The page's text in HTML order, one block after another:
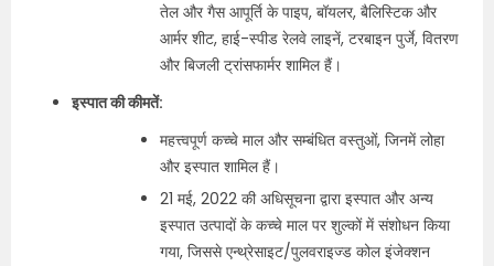
तेल और गैस आपूर्ति के पाइप, बॉयलर, बैलिस्टिक और
आर्मर शीट, हाई-स्पीड रेलवे लाइनें, टरबाइन पुर्जे, वितरण
और बिजली ट्रांसफार्मर शामिल हैं।
इस्पात की कीमतें:
महत्त्वपूर्ण कच्चे माल और सम्बंधित वस्तुओं, जिनमें लोहा
और इस्पात शामिल हैं।
21 मई, 2022 की अधिसूचना द्वारा इस्पात और अन्य
इस्पात उत्पादों के कच्चे माल पर शुल्कों में संशोधन किया
गया, जिससे एन्थ्रेसाइट/पुलवराइज्ड कोल इंजेक्शन